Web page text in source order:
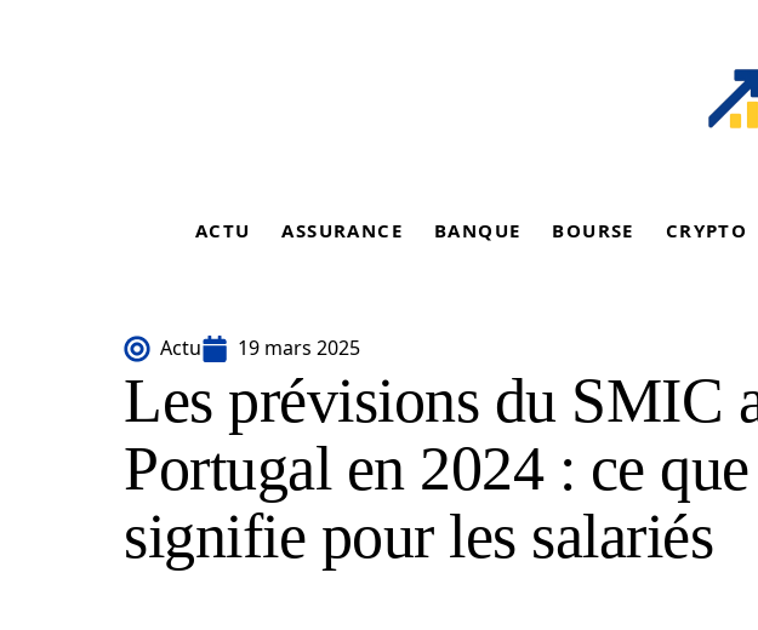
ACTU ASSURANCE BANQUE BOURSE CRYPTO
Actu 19 mars 2025
Les prévisions du SMIC
Portugal en 2024 : ce
signifie pour les salariés